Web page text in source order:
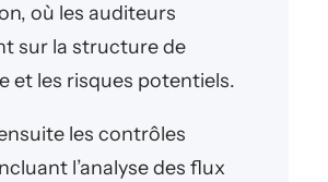
où les auditeurs
sur la structure de
et les risques potentiels.
les contrôles
l’analyse des flux